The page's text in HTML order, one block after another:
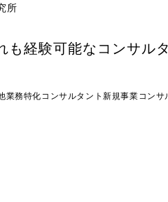
所
も経験可能なコンサル
業務特化コンサルタント新規事業コンサ